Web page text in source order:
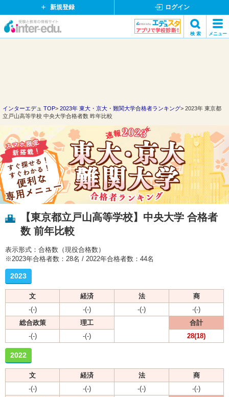
新規登録 ログイン
イ
ド
ッ
ト
コ
ム
検 索 メニュー
インターエデュ TOP 2023年 東大・京大・難関大学合格者ランキング
2023年 東京都
立戸山高等学校 中央大学合格者数 昨年比較
【東京都立戸山高等学校】中央大学 合格者
数 前年比較
表示形式：合格数（現役合格数）
※2023年合格者数：28名 / 2022年合格者数：44名
2023
文 経済 法
商
-(-)
-(-) -(-)
-(-)
総合政策
理工
合計
-(-)
-(-) 28(18)
2022
文 経済 法
商
-(-)
-(-) -(-)
-(-)